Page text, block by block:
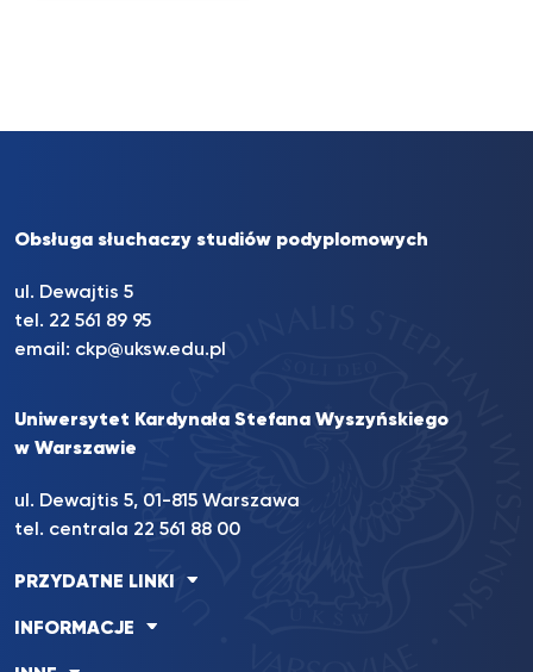
Obsługa słuchaczy studiów podyplomowych
ul. Dewajtis 5
tel. 22 561 89 95
email: ckp@uksw.edu.pl
Uniwersytet Kardynała Stefana Wyszyńskiego
w Warszawie
ul. Dewajtis 5, 01-815 Warszawa
tel. centrala 22 561 88 00
PRZYDATNE LINKI
INFORMACJE